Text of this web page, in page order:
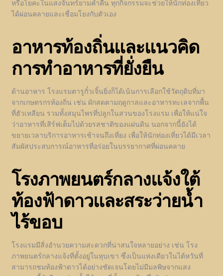
หรือโยคะในแสงจันทร์ยามค่ำคืน ทุกกิจกรรมจะช่วยให้นักท่องเที่ยว
ได้ผ่อนคลายและเชื่อมโยงกับตัวเอง
อาหารท้องถิ่นและแนวคิด
การทำอาหารที่ยั่งยืน
ด้านอาหาร โรงแรมตารูกั๋วเจิ้นยิ่งก็ได้เน้นการเลือกใช้วัตถุดิบที่มา
จากเกษตรกรท้องถิ่น เช่น ผักสดตามฤดูกาลและอาหารทะเลจากพื้น
ที่ฮัวเหลียน รวมทั้งสมุนไพรที่ปลูกในสวนของโรงแรม เพื่อให้แน่ใจ
ว่าอาหารที่เสิร์ฟเต็มไปด้วยรสชาติของแผ่นดิน นอกจากนี้ยังได้
ขยายเวลาบริการอาหารเช้าจนถึงเที่ยง เพื่อให้นักท่องเที่ยวได้มีเวลา
สัมผัสประสบการณ์อาหารที่อร่อยในบรรยากาศที่ผ่อนคลาย
โรงภาพยนตร์กลางแจ้งใต้
ท้องฟ้าดาวและสระว่ายน้ำ
ไร้ขอบ
โรงแรมมีสิ่งอำนวยความสะดวกที่น่าสนใจหลายอย่าง เช่น โรง
ภาพยนตร์กลางแจ้งที่ตั้งอยู่ในหุบเขา ซึ่งเป็นแห่งเดียวในไต้หวันที่
สามารถชมท้องฟ้าดาวได้อย่างชัดเจนโดยไม่มีมลพิษจากแสง